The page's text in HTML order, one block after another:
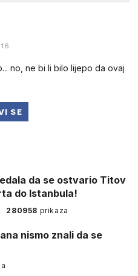
no, ne bi li bilo lijepo da ovaj
SE
da se ostvario Titov
do Istanbula!
280958 prikaza
nismo znali da se